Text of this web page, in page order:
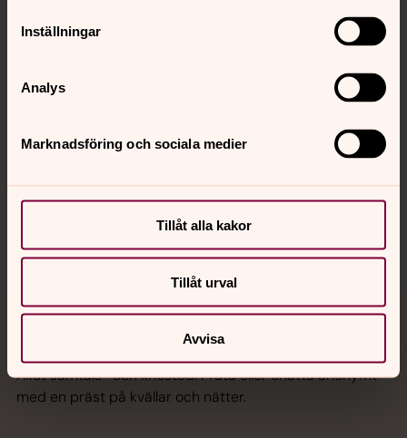
Inställningar
Analys
Marknadsföring och sociala medier
Tillåt alla kakor
Tillåt urval
Avvisa
Sociala kanaler
Jourhavande präst
Akut samtals- och krisstöd. Prata eller chatta anonymt
med en präst på kvällar och nätter.